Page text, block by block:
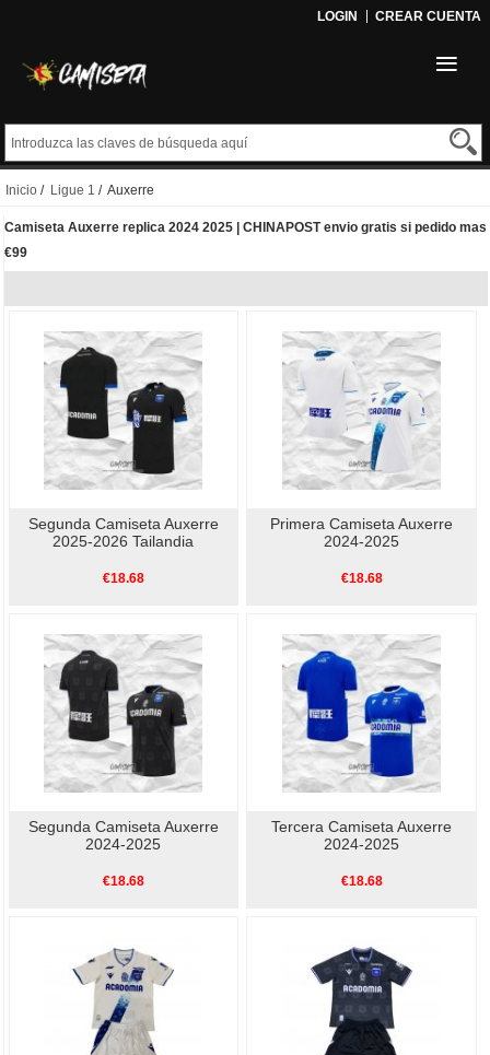
LOGIN CREAR CUENTA
Inicio / Ligue 1 / Auxerre
Camiseta Auxerre replica 2024 2025 | CHINAPOST envio gratis si pedido mas
€99
Segunda Camiseta Auxerre
2025-2026 Tailandia
€18.68
Primera Camiseta Auxerre
2024-2025
€18.68
Segunda Camiseta Auxerre
2024-2025
€18.68
Tercera Camiseta Auxerre
2024-2025
€18.68